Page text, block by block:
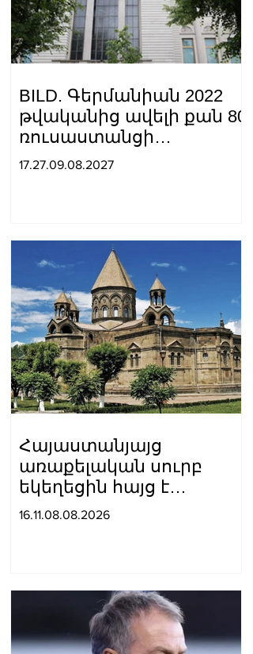
BILD. Գերմանիան 2022
թվականից ավելի քան 80
ռուսաստանցի
դիվանագետի է
17.27.09.08.2027
Հայաստանյայց
առաքելական սուրբ
եկեղեցին հայց է
ներկայացրել՝ ընդդեմ
16.11.08.08.2026